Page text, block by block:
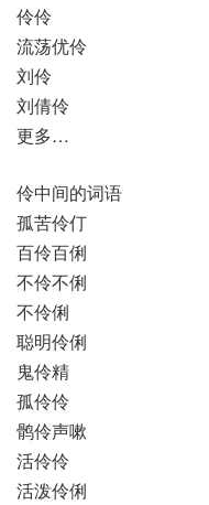
伶伶
流荡优伶
刘伶
刘倩伶
更多…
伶中间的词语
孤苦伶仃
百伶百俐
不伶不俐
不伶俐
聪明伶俐
鬼伶精
孤伶伶
鹘伶声嗽
活伶伶
活泼伶俐